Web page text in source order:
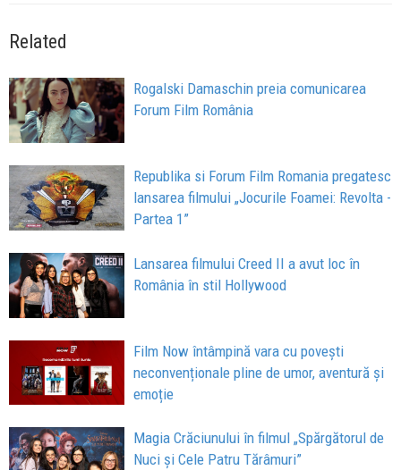
Related
Rogalski Damaschin preia comunicarea
Forum Film România
Republika si Forum Film Romania pregatesc
lansarea filmului „Jocurile Foamei: Revolta -
Partea 1”
Lansarea filmului Creed II a avut loc în
România în stil Hollywood
Film Now întâmpină vara cu povești
neconvenționale pline de umor, aventură și
emoție
Magia Crăciunului în filmul „Spărgătorul de
Nuci și Cele Patru Tărâmuri”